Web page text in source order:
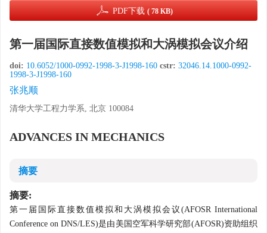
PDF下载 ( 78 KB)
第一届国际直接数值模拟和大涡模拟会议介绍
doi: 10.6052/1000-0992-1998-3-J1998-160 cstr: 32046.14.1000-0992-
1998-3-J1998-160
张兆顺
清华大学工程力学系, 北京 100084
ADVANCES IN MECHANICS
摘要
摘要:
第一届国际直接数值模拟和大涡模拟会议(AFOSR International
Conference on DNS/LES)是由美国空军科学研究部(AFOSR)资助组织